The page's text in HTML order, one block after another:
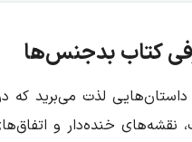
کتاب بدجنس‌ها
داستان‌هایی لذت می‌برید که
نقشه‌های خنده‌دار و